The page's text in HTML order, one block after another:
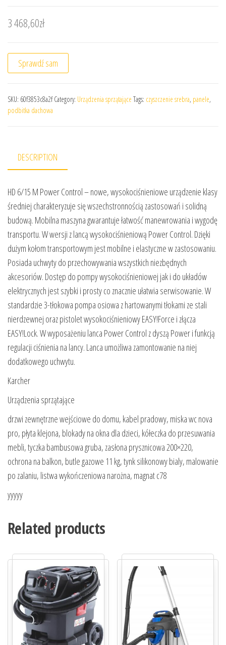
3 468,60zł
Sprawdź sam
SKU: 60f3853c8a2f Category: Urządzenia sprzątające Tags: czyszczenie srebra, panele,
podbitka dachowa
DESCRIPTION
HD 6/15 M Power Control – nowe, wysokociśnieniowe urządzenie klasy
średniej charakteryzuje się wszechstronnością zastosowań i solidną
budową. Mobilna maszyna gwarantuje łatwość manewrowania i wygodę
transportu. W wersji z lancą wysokociśnieniową Power Control. Dzięki
dużym kołom transportowym jest mobilne i elastyczne w zastosowaniu.
Posiada uchwyty do przechowywania wszystkich niezbędnych
akcesoriów. Dostęp do pompy wysokociśnieniowej jak i do układów
elektrycznych jest szybki i prosty co znacznie ułatwia serwisowanie. W
standardzie 3-tłokowa pompa osiowa z hartowanymi tłokami ze stali
nierdzewnej oraz pistolet wysokociśnieniowy EASY!Force i złącza
EASY!Lock. W wyposażeniu lanca Power Control z dyszą Power i funkcją
regulacji ciśnienia na lancy. Lanca umożliwa zamontowanie na niej
dodatkowego uchwytu.
Karcher
Urządzenia sprzątające
drzwi zewnętrzne wejściowe do domu, kabel pradowy, miska wc nova
pro, płyta klejona, blokady na okna dla dzieci, kółeczka do przesuwania
mebli, tyczka bambusowa gruba, zasłona prysznicowa 200×220,
ochrona na balkon, butle gazowe 11 kg, tynk silikonowy bialy, malowanie
po zalaniu, listwa wykończeniowa narożna, magnat c78
yyyyy
Related products